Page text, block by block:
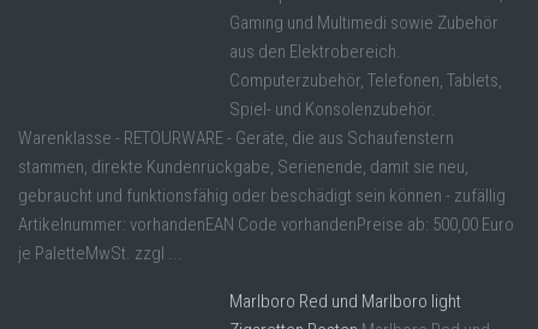
Gaming und Multimedi sowie Zubehör
aus den Elektrobereich.
Computerzubehör, Telefonen, Tablets,
Spiel- und Konsolenzubehör.
Warenklasse - RETOURWARE - Geräte, die aus Schaufenstern
stammen, direkte Kundenrückgabe, Serienende, damit sie neu,
gebraucht und funktionsfähig oder beschädigt sein können - zufällig
Artikelnummer: vorhandenEAN Code vorhandenPreise ab: 500,00 Euro
je PaletteMwSt. zzgl ...
Marlboro Red und Marlboro light